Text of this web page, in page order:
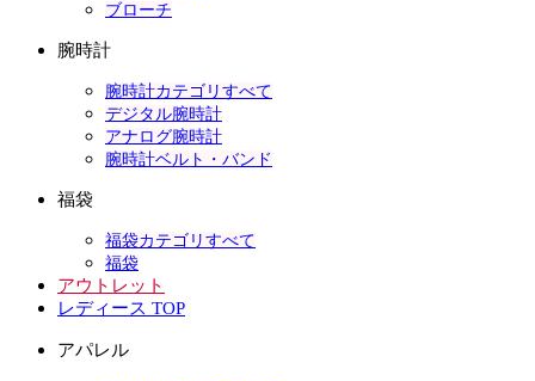
ブローチ
腕時計
腕時計カテゴリすべて
デジタル腕時計
アナログ腕時計
腕時計ベルト・バンド
福袋
福袋カテゴリすべて
福袋
アウトレット
レディース TOP
アパレル